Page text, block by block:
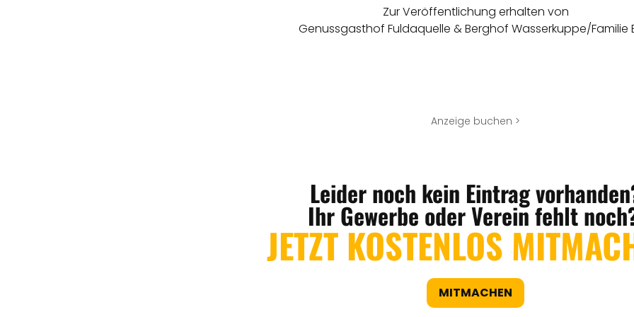
Zur Veröffentlichung erhalten von
Genussgasthof Fuldaquelle & Berghof Wasserkuppe/Familie
Anzeige buchen >
Leider noch kein Eintrag
Ihr Gewerbe oder Verein fehlt
JETZT KOSTENLOS
MITMACHEN